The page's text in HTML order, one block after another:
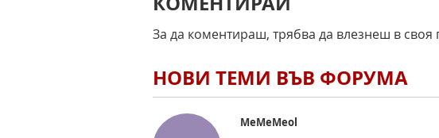
За да коментираш, трябва да влезнеш в
НОВИ ТЕМИ ВЪВ ФОРУМА
MeMeMeol